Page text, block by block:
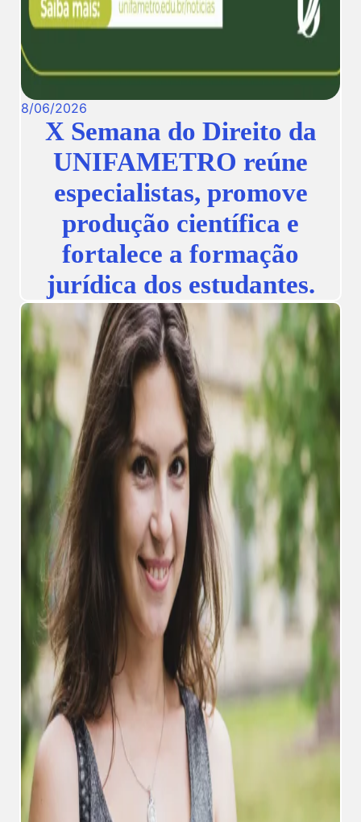
8/06/2026
X Semana do Direito da
UNIFAMETRO reúne
especialistas, promove
produção científica e
fortalece a formação
jurídica dos estudantes.